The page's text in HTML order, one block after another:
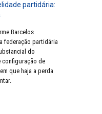
partidária:
Barcelos
federação partidária
do
configuração de
que haja a perda